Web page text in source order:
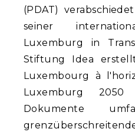
(PDAT)
seiner
Luxemburg in
Stiftung Idea
Luxembourg à
Luxemburg 2050
Dokumente